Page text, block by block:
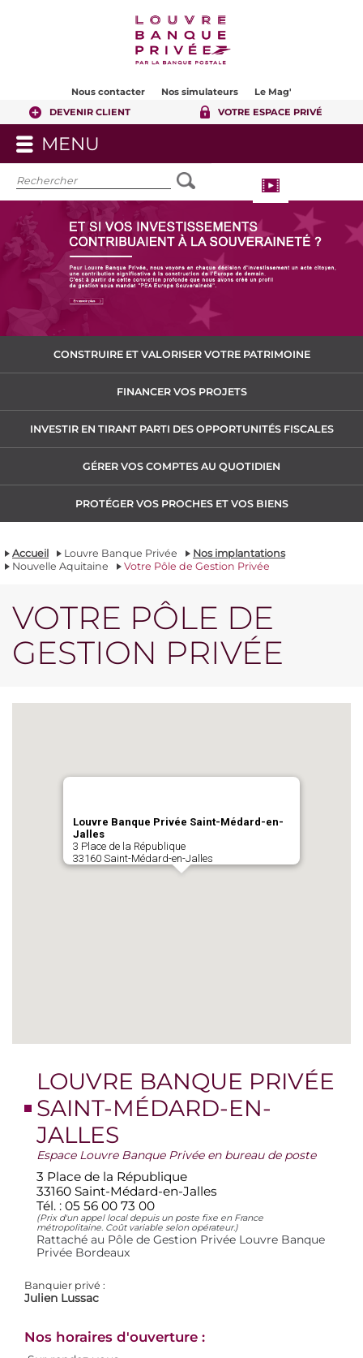
Nous contacter Nos simulateurs
Le Mag'
DEVENIR CLIENT
VOTRE ESPACE PRIVÉ
MENU
LE
MENU
CONSTRUIRE ET VALORISER VOTRE PATRIMOINE
FINANCER VOS PROJETS
INVESTIR EN TIRANT PARTI DES OPPORTUNITÉS FISCALES
GÉRER VOS COMPTES AU QUOTIDIEN
PROTÉGER VOS PROCHES ET VOS BIENS
Accueil Louvre Banque Privée
Nos implantations
Nouvelle Aquitaine
Votre Pôle de Gestion Privée
VOTRE PÔLE DE
GESTION PRIVÉE
Louvre Banque Privée Saint-Médard-en-
Jalles
3 Place de la République
33160 Saint-Médard-en-Jalles
LOUVRE BANQUE PRIVÉE
SAINT-MÉDARD-EN-
JALLES
Espace Louvre Banque Privée en bureau de poste
3 Place de la République
33160 Saint-Médard-en-Jalles
Tél. : 05 56 00 73 00
(Prix d'un appel local depuis un poste fixe en France
métropolitaine. Coût variable selon opérateur.)
Rattaché au Pôle de Gestion Privée Louvre Banque
Privée Bordeaux
Banquier privé :
Julien Lussac
Nos horaires d'ouverture :